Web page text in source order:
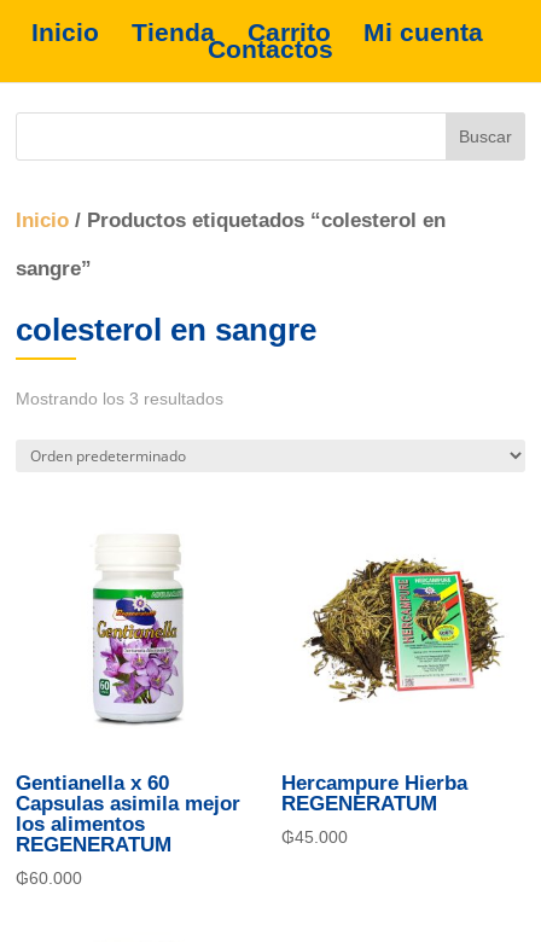
Inicio Tienda Carrito Mi cuenta
Contactos
Inicio / Productos etiquetados “colesterol en
sangre”
colesterol en sangre
Mostrando los 3 resultados
Gentianella x 60
Capsulas asimila mejor
los alimentos
REGENERATUM
₲60.000
Hercampure Hierba
REGENERATUM
₲45.000